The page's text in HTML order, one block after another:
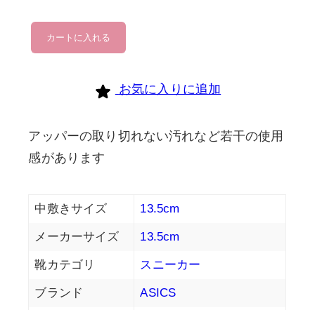
asics
個
カートに入れる
お気に入りに追加
アッパーの取り切れない汚れなど若干の使用
感があります
中敷きサイズ 13.5cm
メーカーサイズ 13.5cm
靴カテゴリ スニーカー
ブランド ASICS